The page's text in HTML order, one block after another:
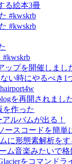
る絵本3冊
#kwskrb
#kwskrb
#kwskrb
ップを開催しまし
い時にやるべき1
を再開されまし
を作った
アルバムが出る！
ースコードを簡単
に形態素解析を
ム音楽みたいで
をコマンドラ